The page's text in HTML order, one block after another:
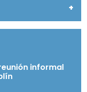
+
informal